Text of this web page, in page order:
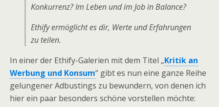
Konkurrenz? Im Leben und im Job in Balance?
Ethify ermöglicht es dir, Werte und Erfahrungen
zu teilen.
In einer der Ethify-Galerien mit dem Titel „Kritik an
Werbung und Konsum“ gibt es nun eine ganze Reihe
gelungener Adbustings zu bewundern, von denen ich
hier ein paar besonders schöne vorstellen möchte: